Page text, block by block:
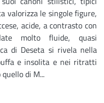
valorizza le singole figure,
acide, a contrasto con
molto fluide, quasi
di Deseta si rivela nella
e insolita e nei ritratti
di M...